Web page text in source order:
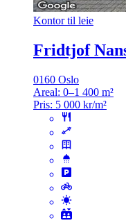
Kontor til leie
Fridtjof
0160 Oslo
Areal: 0–1 400 m²
Pris: 5 000 kr/m²